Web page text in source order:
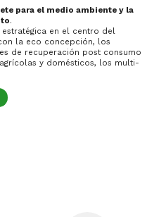
para el medio ambiente y la
.
en el centro del
la eco concepción, los
de recuperación post consumo
y domésticos, los multi-